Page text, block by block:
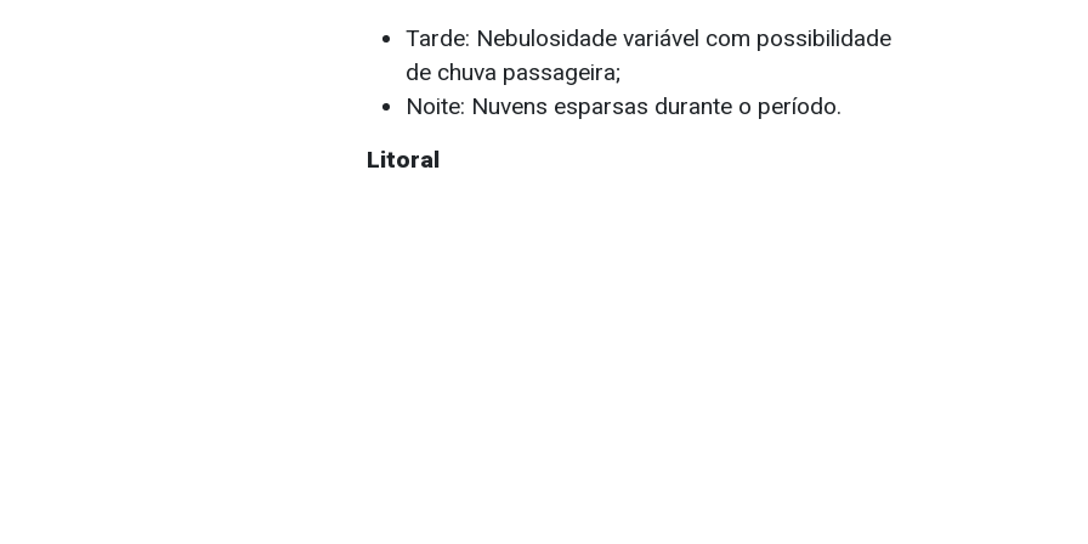
Tarde: Nebulosidade variável com possibilidade
de chuva passageira;
Noite: Nuvens esparsas durante o período.
Litoral